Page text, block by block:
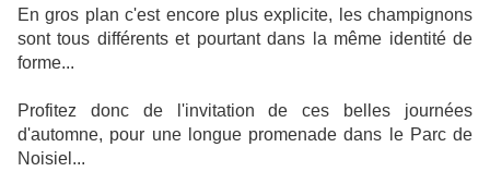
En gros plan c'est encore plus explicite, les champignons
sont tous différents et pourtant dans la même identité de
forme...
Profitez donc de l'invitation de ces belles journées
d'automne, pour une longue promenade dans le Parc de
Noisiel...